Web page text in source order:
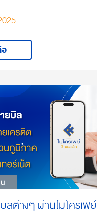
ลต่างๆ ผ่านไมโครเพย์